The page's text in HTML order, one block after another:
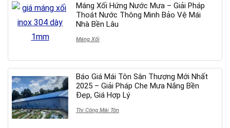
Máng Xối Hứng Nước Mưa – Giải Pháp
Thoát Nước Thông Minh Bảo Vệ Mái
Nhà Bền Lâu
Máng Xối
Báo Giá Mái Tôn Sân Thượng Mới Nhất
2025 – Giải Pháp Che Mưa Nắng Bền
Đẹp, Giá Hợp Lý
Thi Công Mái Tôn